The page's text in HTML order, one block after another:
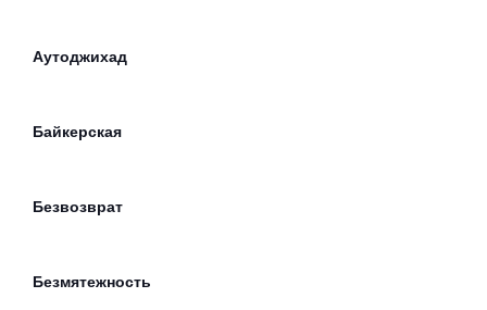
Аутоджихад
Байкерская
Безвозврат
Безмятежность